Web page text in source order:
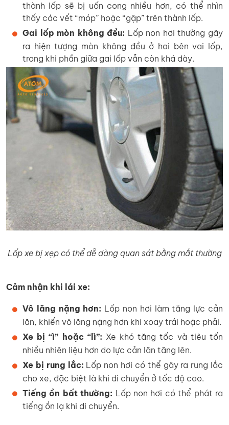
thành lốp sẽ bị uốn cong nhiều hơn, có thể nhìn
thấy các vết “móp” hoặc “gập” trên thành lốp.
Gai lốp mòn không đều: Lốp non hơi thường gây
ra hiện tượng mòn không đều ở hai bên vai lốp,
trong khi phần giữa gai lốp vẫn còn khá dày.
Lốp xe bị xẹp có thể dễ dàng quan sát bằng mắt thường
Cảm nhận khi lái xe:
Vô lăng nặng hơn: Lốp non hơi làm tăng lực cản
lăn, khiến vô lăng nặng hơn khi xoay trái hoặc phải.
Xe bị “ì” hoặc “lì”: Xe khó tăng tốc và tiêu tốn
nhiều nhiên liệu hơn do lực cản lăn tăng lên.
Xe bị rung lắc: Lốp non hơi có thể gây ra rung lắc
cho xe, đặc biệt là khi di chuyển ở tốc độ cao.
Tiếng ồn bất thường: Lốp non hơi có thể phát ra
tiếng ồn lạ khi di chuyển.